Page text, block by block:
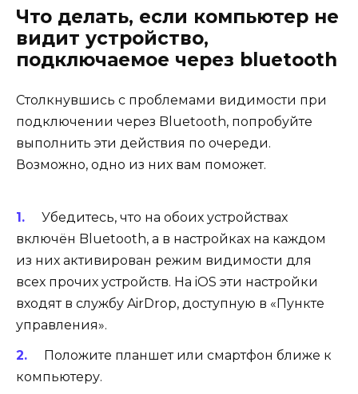
Что делать, если компьютер не
видит устройство,
подключаемое через bluetooth
Столкнувшись с проблемами видимости при
подключении через Bluetooth, попробуйте
выполнить эти действия по очереди.
Возможно, одно из них вам поможет.
Убедитесь, что на обоих устройствах
включён Bluetooth, а в настройках на каждом
из них активирован режим видимости для
всех прочих устройств. На iOS эти настройки
входят в службу AirDrop, доступную в «Пункте
управления».
Положите планшет или смартфон ближе к
компьютеру.